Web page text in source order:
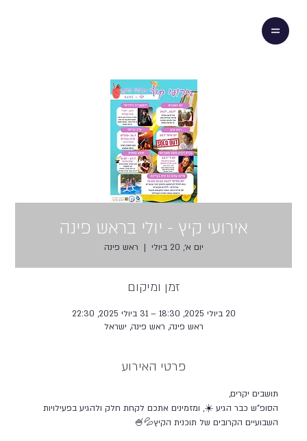
אירועי קיץ - יולי בראש פינה
יום א׳, 20 ביולי
  |
ראש פינה
זמן ומיקום
20 ביולי 2025, 18:30 – 31 ביולי 2025, 22:30
ראש פינה, ראש פינה, ישראל
פרטי האירוע
תושבים יקרים,
הסופ"ש כבר הגיע ☀️, ומזמינים אתכם לקחת חלק ולהגיע בפעילויות
השבועיים הקרובים של תוכנית הקיץ💦🍧